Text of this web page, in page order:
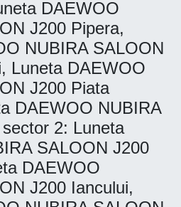
DAEWOO
J200 Pipera,
NUBIRA SALOON
Luneta DAEWOO
J200 Piata
DAEWOO NUBIRA
2: Luneta
SALOON J200
DAEWOO
J200 Iancului,